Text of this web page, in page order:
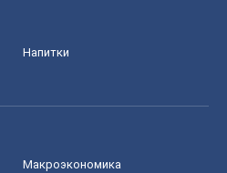
Напитки
Mакроэкономика